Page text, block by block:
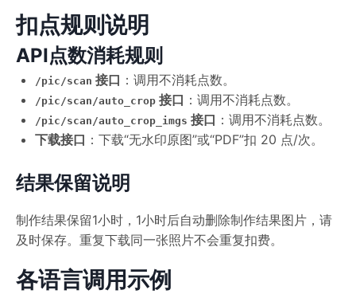
扣点规则说明
API点数消耗规则
/pic/scan 接口 ：调用不消耗点数。
/pic/scan/auto_crop 接口 ：调用不消耗点数。
/pic/scan/auto_crop_imgs 接口 ：调用不消耗点数。
下载接口 ：下载“无水印原图”或“PDF”扣 20 点/次。
结果保留说明
制作结果保留1小时，1小时后自动删除制作结果图片，请
及时保存。重复下载同一张照片不会重复扣费。
各语言调用示例